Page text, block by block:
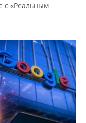
с «Реальным